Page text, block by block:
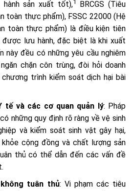
hành sản xuất tốt),1
BRCGS (Tiêu
toàn thực phẩm), FSSC 22000 (Hệ
toàn thực phẩm) là điều kiện tiên
lưu hành, đặc biệt là khi xuất
này đều có những yêu cầu nghiêm
chặn côn trùng, đòi hỏi doanh
trình kiểm soát dịch hại bài
tế và các cơ quan quản lý: Pháp
những quy định rõ ràng về vệ sinh
và kiểm soát sinh vật gây hại,
cộng đồng và chất lượng sản
thủ có thể dẫn đến các vấn đề
tuân thủ: Vi phạm các tiêu